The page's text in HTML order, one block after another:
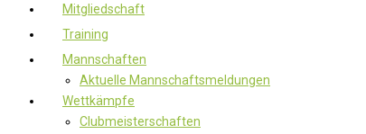
Mitgliedschaft
Training
Mannschaften
Aktuelle Mannschaftsmeldungen
Wettkämpfe
Clubmeisterschaften